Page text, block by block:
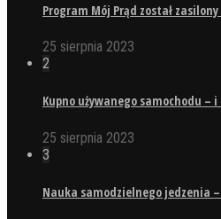
Program Mój Prąd został
25 sierpnia 2023
2
Kupno używanego samochodu – i
25 sierpnia 2023
3
Nauka samodzielnego jedzenia